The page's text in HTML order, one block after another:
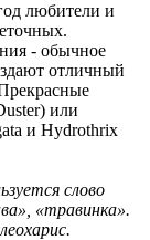
любители и
- обычное
отличный
или
и Hydrothrix
слово
«травинка».